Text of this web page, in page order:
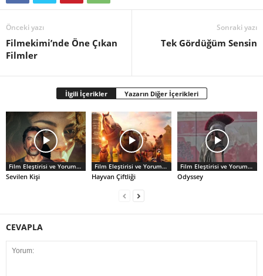
Önceki yazı
Filmekimi’nde Öne Çıkan
Filmler
Sonraki yazı
Tek Gördüğüm Sensin
İlgili İçerikler Yazarın Diğer İçerikleri
Film Eleştirisi ve Yorumlar
Sevilen Kişi
Film Eleştirisi ve Yorumlar
Hayvan Çiftliği
Film Eleştirisi ve Yorumlar
Odyssey
CEVAPLA